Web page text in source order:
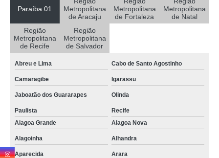
sala para atendimento para alugar preço Caucaia
onde encontrar sala para atendimento para alugar Mamanguape
aluguel de sala para atendimento preço Mulungu
aluguel de sala para atendimento por hora preço Fortaleza
locação de salas para atendimento Jacaraú
sala de atendimento para locação Itatuba
aluguel de sala para atendimento psicologico preço Aparecida
empresa de locação de salas para atendimento por hora Eusébio
Paraíba 01
Metropolitana
de Aracaju
Metropolitana
de Fortaleza
Metropolitana
de Natal
Região
Metropolitana
de Recife
Região
Metropolitana
de Salvador
Abreu e Lima Cabo de Santo Agostinho
Camaragibe Igarassu
Jaboatão dos Guararapes Olinda
Paulista
Recife
Alagoa Grande
Alagoa Nova
Alagoinha Alhandra
Aparecida Arara